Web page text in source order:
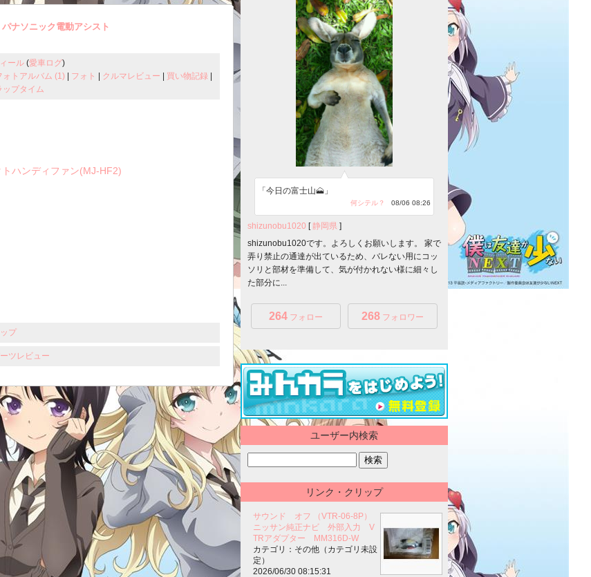
パナソニック電動アシスト
ール(愛車ログ)
ォトアルバム (1) フォト クルマレビュー 買い物記録
ップタイム
ハンディファン(MJ-HF2)
プ
ツレビュー
「今日の富士山🗻」
何シテル？ 08/06 08:26
shizunobu1020 [静岡県 ]
shizunobu1020です。よろしくお願いします。 家で
弄り禁止の通達が出ているため、バレない用にコッ
ソリと部材を準備して、気が付かれない様に細々し
た部分に...
264 フォロー 268 フォロワー
ユーザー内検索
リンク・クリップ
サウンド オフ （VTR-06-8P）
ニッサン純正ナビ 外部入力 V
TRアダプター MM316D-W
カテゴリ：その他（カテゴリ未設
定）
2026/06/30 08:15:31